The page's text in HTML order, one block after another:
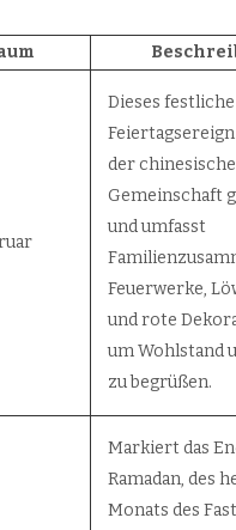
Dieses festliche
der
Gemeinschaft
und umfasst
Feuerwerke,
und rote
um Wohlstand
zu begrüßen.
Markiert das
Ramadan, des
Monats des